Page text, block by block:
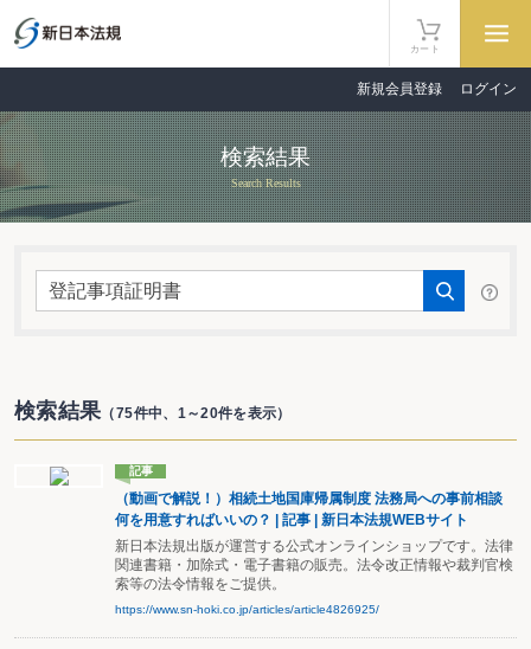
カート
新規会員登録 ログイン
検索結果
Search Results
検索結果（75件中、1～20件を表示）
記事
（動画で解説！）相続土地国庫帰属制度 法務局への事前相談
何を用意すればいいの？ | 記事 | 新日本法規WEBサイト
新日本法規出版が運営する公式オンラインショップです。法律
関連書籍・加除式・電子書籍の販売。法令改正情報や裁判官検
索等の法令情報をご提供。
https://www.sn-hoki.co.jp/articles/article4826925/